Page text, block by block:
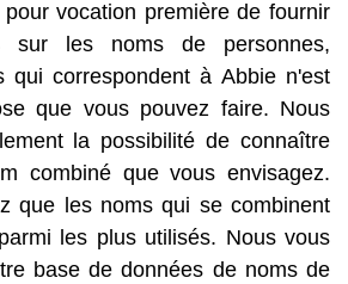
vocation première de fournir
sur les noms de personnes,
qui correspondent à Abbie n'est
que vous pouvez faire. Nous
la possibilité de connaître
combiné que vous envisagez.
que les noms qui se combinent
les plus utilisés. Nous vous
base de données de noms de